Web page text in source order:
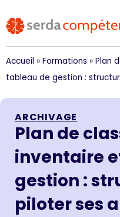
Accueil » Formations » Plan
tableau de gestion :
ARCHIVAGE
Plan de
inventaire
gestion :
piloter ses